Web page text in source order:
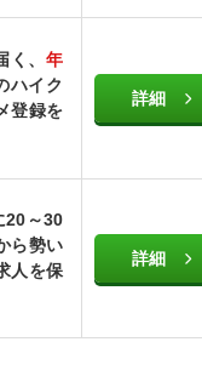
、 年
ハイク
登録を
詳細
20～30
ら勢い
人を保
詳細